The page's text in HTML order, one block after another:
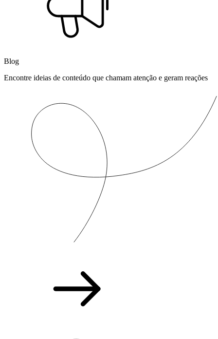
Blog
Encontre ideias de conteúdo que chamam atenção e geram reações